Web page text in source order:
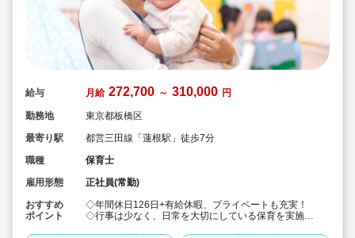
給与 月給 272,700 ～ 310,000 円
勤務地
東京都板橋区
最寄り駅
都営三田線「蓮根駅」徒歩7分
職種
保育士
雇用形態
正社員(常勤)
おすすめ
ポイント
◇年間休日126日+有給休暇、プライベートも充実！
◇行事は少なく、日常を大切にしている保育を実施